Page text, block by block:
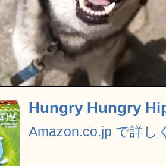
Hungry Hungry
Amazon.co.jp で詳し